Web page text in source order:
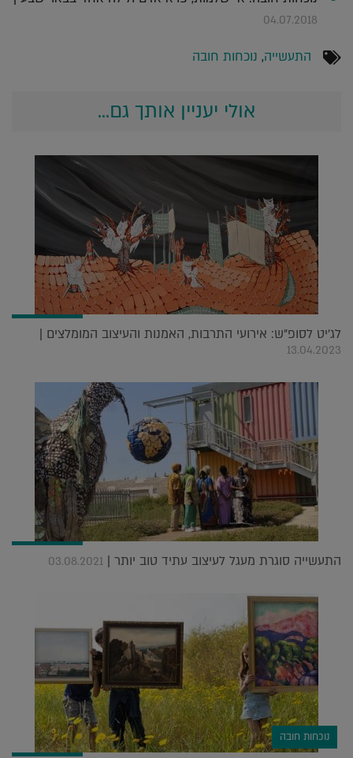
04.07.2018
התעשייה, נוכחות חובה
אולי יעניין אותך גם...
לג'יט לסופ"ש: אירועי התרבות, האמנות והעיצוב המומלצים |
13.04.2023
התעשייה סוגרת מעגל לעיצוב עתיד טוב יותר | 03.08.2021
נוכחות חובה